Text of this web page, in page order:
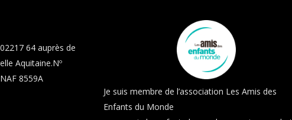
64 auprès de
Aquitaine.Nº
8559A
Je suis membre de l’association Les Amis des
Enfants du Monde